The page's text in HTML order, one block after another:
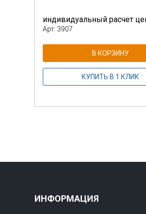
индивидуальный расчет
Арт: 3907
В КОРЗИНУ
КУПИТЬ В 1 КЛИК
ИНФОРМАЦИЯ